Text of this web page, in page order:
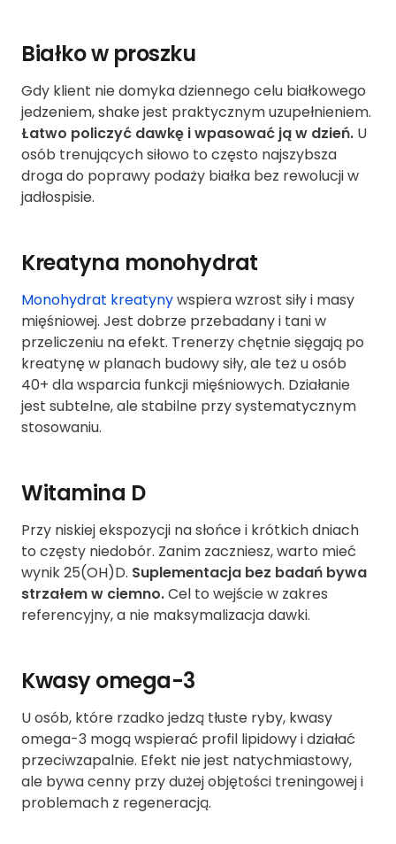
Białko w proszku
Gdy klient nie domyka dziennego celu białkowego
jedzeniem, shake jest praktycznym uzupełnieniem.
Łatwo policzyć dawkę i wpasować ją w dzień. U
osób trenujących siłowo to często najszybsza
droga do poprawy podaży białka bez rewolucji w
jadłospisie.
Kreatyna monohydrat
Monohydrat kreatynywspiera wzrost siły i masy
mięśniowej. Jest dobrze przebadany i tani w
przeliczeniu na efekt. Trenerzy chętnie sięgają po
kreatynę w planach budowy siły, ale też u osób
40+ dla wsparcia funkcji mięśniowych. Działanie
jest subtelne, ale stabilne przy systematycznym
stosowaniu.
Witamina D
Przy niskiej ekspozycji na słońce i krótkich dniach
to częsty niedobór. Zanim zaczniesz, warto mieć
wynik 25(OH)D. Suplementacja bez badań bywa
strzałem w ciemno.Cel to wejście w zakres
referencyjny, a nie maksymalizacja dawki.
Kwasy omega-3
U osób, które rzadko jedzą tłuste ryby, kwasy
omega-3 mogą wspierać profil lipidowy i działać
przeciwzapalnie. Efekt nie jest natychmiastowy,
ale bywa cenny przy dużej objętości treningowej i
problemach z regeneracją.